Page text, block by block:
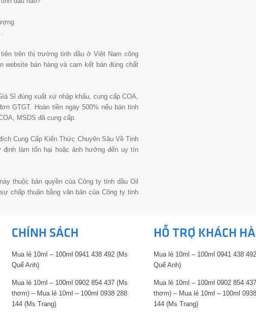
trên thị trường tinh dầu ở Việt Nam công
website bán hàng và cam kết bán đúng chất
Sỉ đúng xuất xứ nhập khẩu, cung cấp COA,
GTGT. Hoàn tiền ngay 500% nếu bán tinh
MSDS đã cung cấp.
Cung Cấp Kiến Thức Chuyên Sâu Về Tinh
làm tổn hại hoặc ảnh hưởng đến uy tín
thuộc bản quyền của Công ty tinh dầu Oil
chấp thuận bằng văn bản của Công ty tinh
CHÍNH SÁCH
Mua lẻ 10ml – 100ml 0941 438 492 (Ms
Quế Anh)
Mua lẻ 10ml – 100ml 0902 854 437 (Ms
thơm) – Mua lẻ 10ml – 100ml 0938 288
144 (Ms Trang)
HỖ TRỢ KHÁCH
Mua lẻ 10ml – 100ml 0941 438
Quế Anh)
Mua lẻ 10ml – 100ml 0902 854
thơm) – Mua lẻ 10ml – 100ml
144 (Ms Trang)